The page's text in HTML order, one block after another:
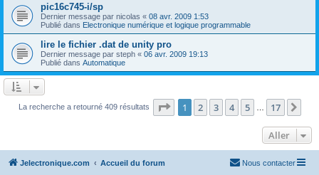
pic16c745-i/sp
Dernier message par nicolas « 08 avr. 2009 1:53
Publié dans Electronique numérique et logique programmable
lire le fichier .dat de unity pro
Dernier message par steph « 06 avr. 2009 19:13
Publié dans Automatique
La recherche a retourné 409 résultats Page 1sur17
1 2 3 4 5 17
Aller
Jelectronique.com Accueil du forum Nous contacter